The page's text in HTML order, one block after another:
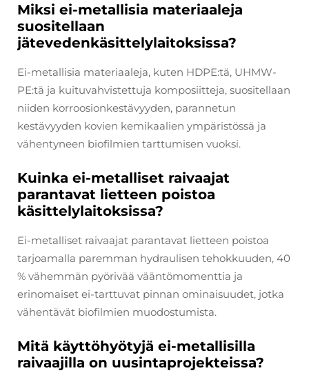
Miksi ei-metallisia materiaaleja
suositellaan
jätevedenkäsittelylaitoksissa?
Ei-metallisia materiaaleja, kuten HDPE:tä, UHMW-
PE:tä ja kuituvahvistettuja komposiitteja, suositellaan
niiden korroosionkestävyyden, parannetun
kestävyyden kovien kemikaalien ympäristössä ja
vähentyneen biofilmien tarttumisen vuoksi.
Kuinka ei-metalliset raivaajat
parantavat lietteen poistoa
käsittelylaitoksissa?
Ei-metalliset raivaajat parantavat lietteen poistoa
tarjoamalla paremman hydraulisen tehokkuuden, 40
% vähemmän pyörivää vääntömomenttia ja
erinomaiset ei-tarttuvat pinnan ominaisuudet, jotka
vähentävät biofilmien muodostumista.
Mitä käyttöhyötyjä ei-metallisilla
raivaajilla on uusintaprojekteissa?